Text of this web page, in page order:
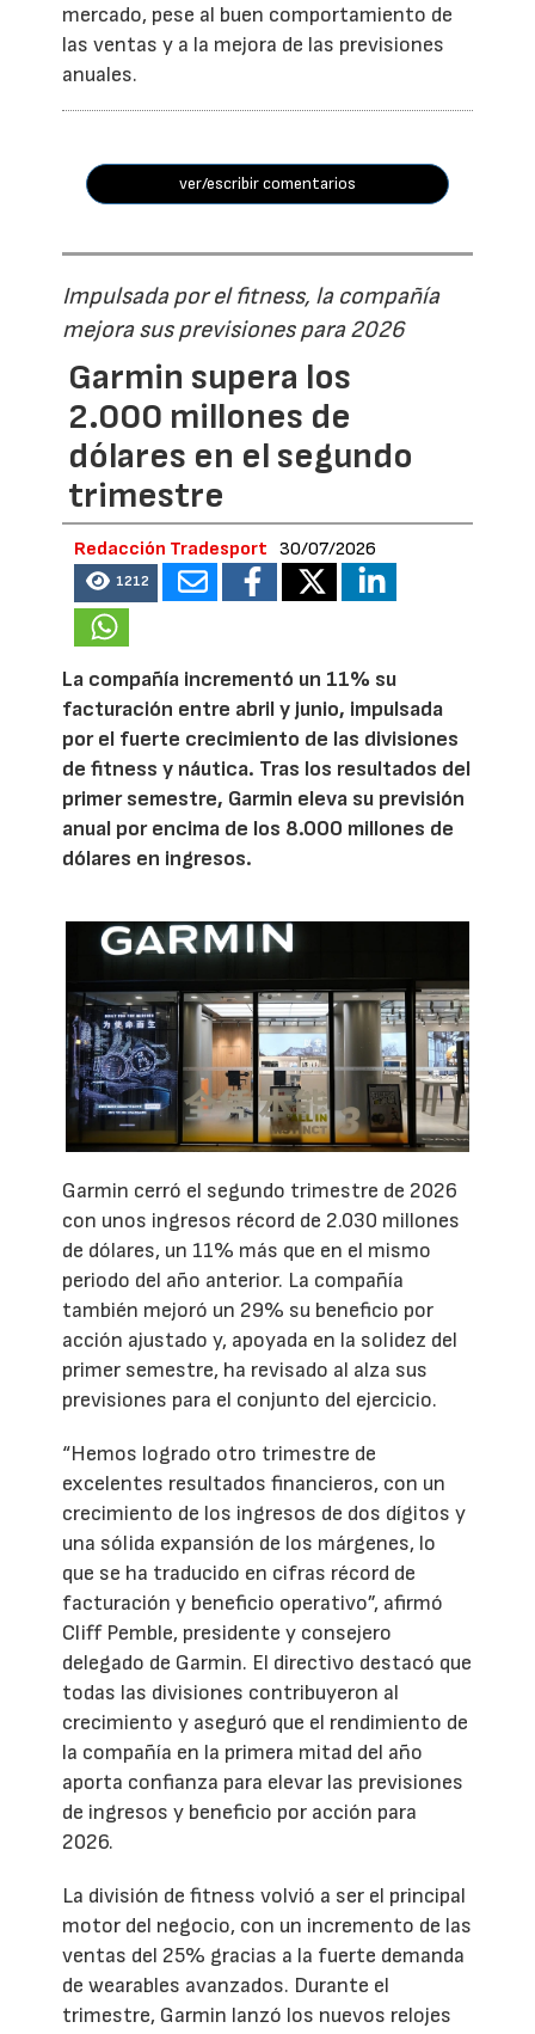
mercado, pese al buen comportamiento de
las ventas y a la mejora de las previsiones
anuales.
ver/escribir comentarios
Impulsada por el fitness, la compañía
mejora sus previsiones para 2026
Garmin supera los
2.000 millones de
dólares en el segundo
trimestre
Redacción Tradesport 30/07/2026
1212
La compañía incrementó un 11% su
facturación entre abril y junio, impulsada
por el fuerte crecimiento de las divisiones
de fitness y náutica. Tras los resultados del
primer semestre, Garmin eleva su previsión
anual por encima de los 8.000 millones de
dólares en ingresos.
Garmin cerró el segundo trimestre de 2026
con unos ingresos récord de 2.030 millones
de dólares, un 11% más que en el mismo
periodo del año anterior. La compañía
también mejoró un 29% su beneficio por
acción ajustado y, apoyada en la solidez del
primer semestre, ha revisado al alza sus
previsiones para el conjunto del ejercicio.
“Hemos logrado otro trimestre de
excelentes resultados financieros, con un
crecimiento de los ingresos de dos dígitos y
una sólida expansión de los márgenes, lo
que se ha traducido en cifras récord de
facturación y beneficio operativo”, afirmó
Cliff Pemble, presidente y consejero
delegado de Garmin. El directivo destacó que
todas las divisiones contribuyeron al
crecimiento y aseguró que el rendimiento de
la compañía en la primera mitad del año
aporta confianza para elevar las previsiones
de ingresos y beneficio por acción para
2026.
La división de fitness volvió a ser el principal
motor del negocio, con un incremento de las
ventas del 25% gracias a la fuerte demanda
de wearables avanzados. Durante el
trimestre, Garmin lanzó los nuevos relojes